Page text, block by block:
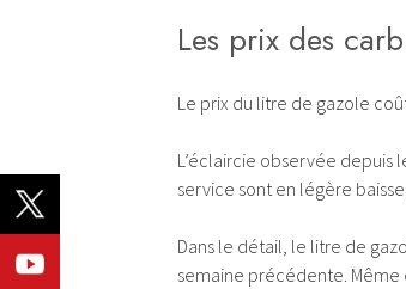
Les prix des
Le prix du litre de gazole
L’éclaircie observée depuis
service sont en légère
Dans le détail, le litre de
semaine précédente.